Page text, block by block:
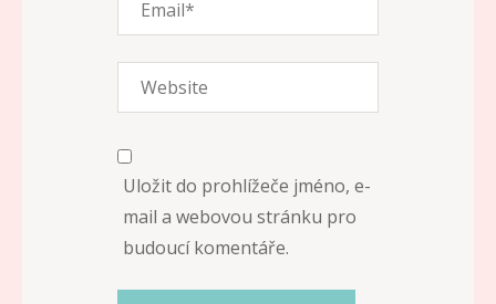
Uložit do prohlížeče jméno, e-
mail a webovou stránku pro
budoucí komentáře.